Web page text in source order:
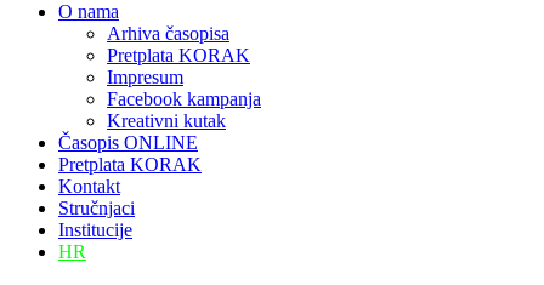
O nama
Arhiva časopisa
Pretplata KORAK
Impresum
Facebook kampanja
Kreativni kutak
Časopis ONLINE
Pretplata KORAK
Kontakt
Stručnjaci
Institucije
HR